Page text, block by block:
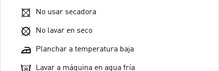
No usar secadora
No lavar en seco
Planchar a temperatura baja
Lavar a máquina en agua fría